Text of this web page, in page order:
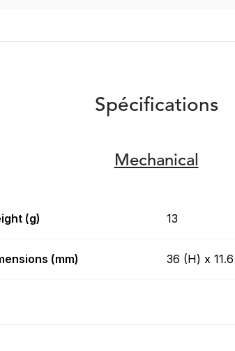
Spécifications
Mechanical
(g) 13
(mm) 36 (H) x